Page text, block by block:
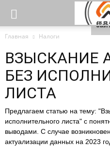
Главная Налоги
ВЗЫСКАНИЕ
БЕЗ
ЛИСТА
Предлагаем статью на тему:
исполнительного листа" с
выводами. С случае
актуализации данных на 2023
Для